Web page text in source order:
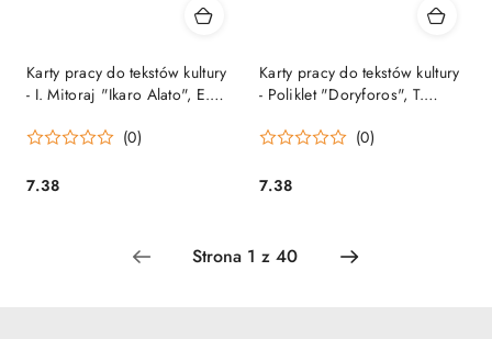
Karty pracy do tekstów kultury
- I. Mitoraj "Ikaro Alato", E.
głoszą" [ebook](0)
Cena:
7.38
Karty pracy do tekstów kultury
- Poliklet "Doryforos", T.
(0)
Cena:
7.38